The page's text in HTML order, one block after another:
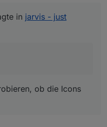
in jarvis - just
ob die Icons